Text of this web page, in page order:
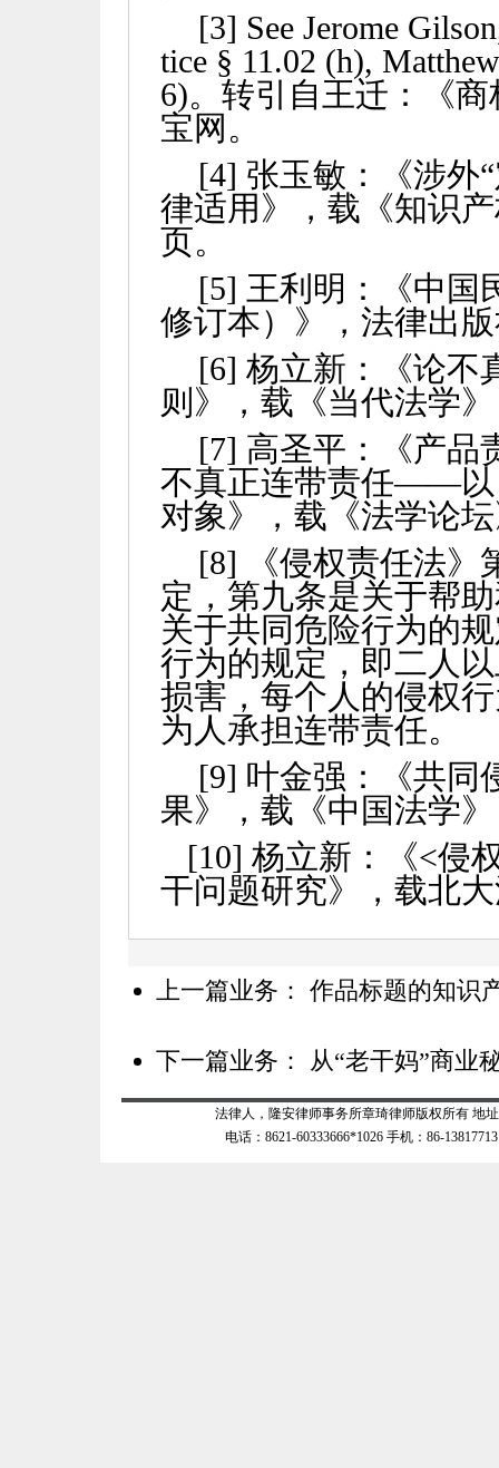
[3] See Jerome
tice § 11.02 (h),
6)。转引自王迁：《
宝网。
[4]张玉敏：《涉外
律适用》，载《知识
页。
[5] 王利明：《中国
修订本）》，法律出
[6]杨立新：《论不
则》，载《当代法学
[7] 高圣平：《产品
不真正连带责任——以
对象》，载《法学论
[8]
《侵权责任法
定，第九条是关于帮
关于共同危险行为的
行为的规定，即二人
损害，每个人的侵权
为人承担连带责任。
[9] 叶金强：《共同
果》，载《中国法学
[10] 杨立新：《<侵
干问题研究》，载北
上一篇业务： 作品标题的知识
下一篇业务： 从“老干妈”商业
法律人，隆安律师事务所章琦律师版权所有 地
电话：8621-60333666*1026 手机：86-